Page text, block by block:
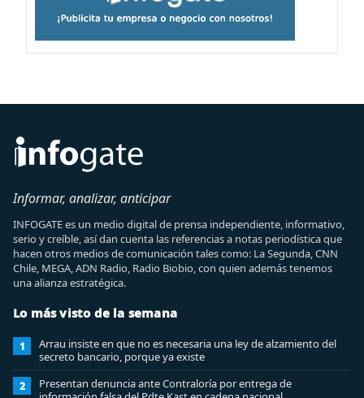
Informar, analizar, anticipar
INFOGATE es un medio digital de prensa independiente, informativo,
serio y creíble, así dan cuenta las referencias a notas periodística que
hacen otros medios de comunicación tales como: La Segunda, CNN
Chile, MEGA, ADN Radio, Radio Biobio, con quien además tenemos
una alianza estratégica.
Lo más visto de la semana
1
Arrau insiste en que no es necesaria una ley de alzamiento del
secreto bancario, porque ya existe
2
Presentan denuncia ante Contraloría por entrega de